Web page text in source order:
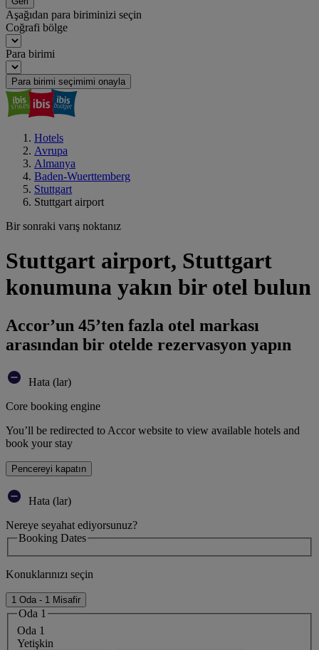
Aşağıdan para biriminizi seçin
Coğrafi bölge
Para birimi
Para birimi seçimimi onayla
Hotels
Avrupa
Almanya
Baden-Wuerttemberg
Stuttgart
Stuttgart airport
Bir sonraki varış noktanız
Stuttgart airport, Stuttgart
konumuna yakın bir otel bulun
Accor’un 45’ten fazla otel markası
arasından bir otelde rezervasyon yapın
Hata (lar)
Core booking engine
You’ll be redirected to Accor website to view available hotels and
book your stay
Pencereyi kapatın
Hata (lar)
Nereye seyahat ediyorsunuz?
Booking Dates
Konuklarınızı seçin
1 Oda - 1 Misafir
Oda 1
Oda 1
Yetişkin